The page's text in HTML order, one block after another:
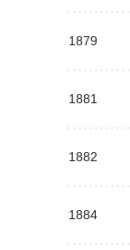
1879
1881
1882
1884